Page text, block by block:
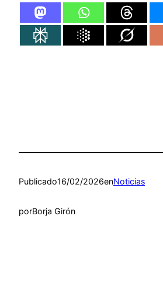
Publicado16/02/2026enNoticias
porBorja Girón